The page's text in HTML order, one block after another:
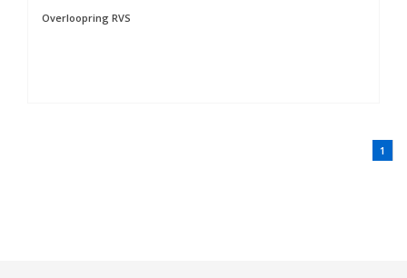
Overloopring RVS
1